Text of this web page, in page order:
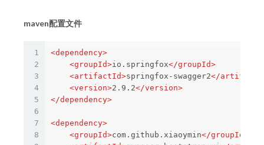
maven配置文件
1
2
3
4
5
6
7
8
<dependency>
<groupId>io.springfox</groupId>
<artifactId>springfox-swagger2</
<version>2.9.2</version>
</dependency>
<dependency>
<groupId>com.github.xiaoymin</groupId>